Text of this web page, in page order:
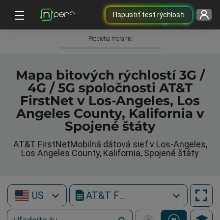
Пspustiť test rýchlosti
Prebieha meranie
Mapa bitových rýchlostí 3G /
4G / 5G spoločnosti AT&T
FirstNet v Los-Angeles, Los
Angeles County, Kalifornia v
Spojené štáty
AT&T FirstNetMobilná dátová sieť v Los-Angeles,
Los Angeles County, Kalifornia, Spojené štáty
US AT&T FirstNet